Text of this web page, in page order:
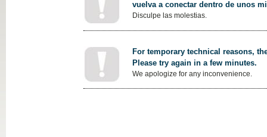
vuelva a conectar dentro de unos
Disculpe las molestias.
For temporary technical reasons,
Please try again in a few minutes.
We apologize for any inconvenience.